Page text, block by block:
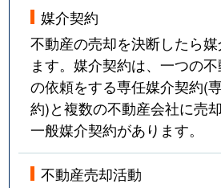
媒介契約
不動産の売却を決断したら
ます。媒介契約は、一つの
の依頼をする専任媒介契約(
約)と複数の不動産会社に売
一般媒介契約があります。
不動産売却活動